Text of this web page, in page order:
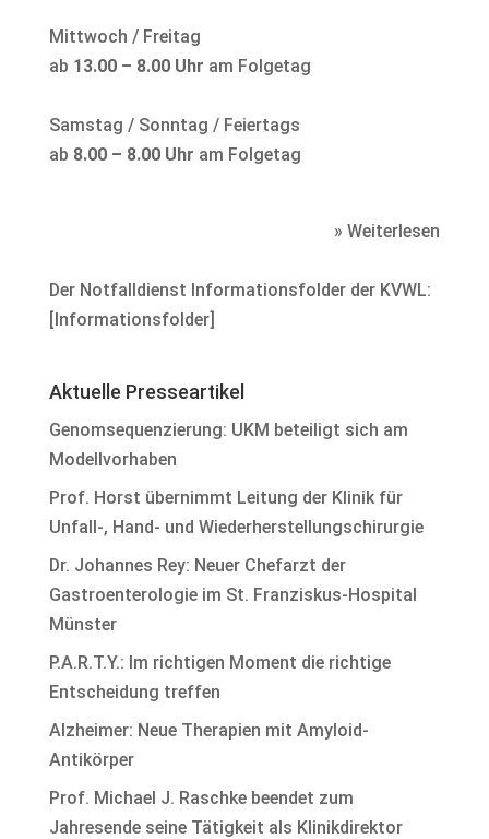
Mittwoch / Freitag
ab 13.00 – 8.00 Uhr am Folgetag
Samstag / Sonntag / Feiertags
ab 8.00 – 8.00 Uhr am Folgetag
» Weiterlesen
Der Notfalldienst Informationsfolder der KVWL:
[Informationsfolder]
Aktuelle Presseartikel
Genomsequenzierung: UKM beteiligt sich am
Modellvorhaben
Prof. Horst übernimmt Leitung der Klinik für
Unfall-, Hand- und Wiederherstellungschirurgie
Dr. Johannes Rey: Neuer Chefarzt der
Gastroenterologie im St. Franziskus-Hospital
Münster
P.A.R.T.Y.: Im richtigen Moment die richtige
Entscheidung treffen
Alzheimer: Neue Therapien mit Amyloid-
Antikörper
Prof. Michael J. Raschke beendet zum
Jahresende seine Tätigkeit als Klinikdirektor